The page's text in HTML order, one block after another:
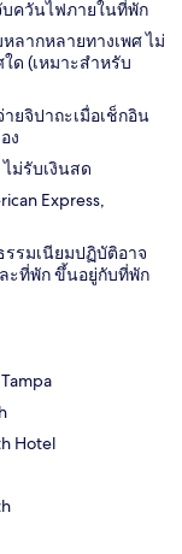
บควันไฟภายในที่พัก
ลากหลายทางเพศ ไม่
ด (เหมาะสำหรับ
ยจิปาถะเมื่อเช็กอิน
ง
ม่รับเงินสด
Express,
รมเนียมปฏิบัติอาจ
ะที่พัก ขึ้นอยู่กับที่พัก
Hotel